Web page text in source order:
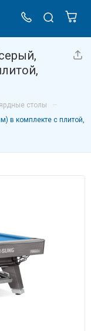
столы –
в комплекте с плитой,